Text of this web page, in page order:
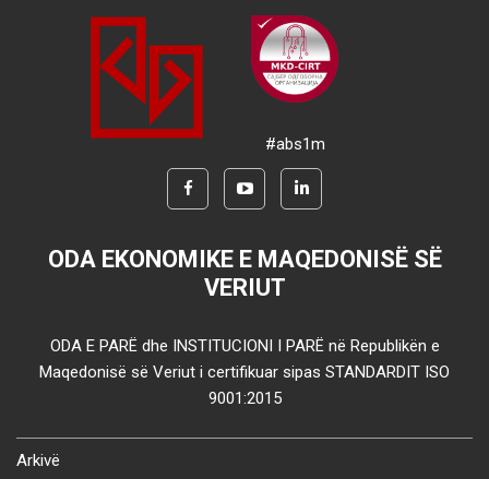
#abs1m
ODA EKONOMIKE E MAQEDONISË SË
VERIUT
ODA E PARË dhe INSTITUCIONI I PARË në Republikën e
Maqedonisë së Veriut i certifikuar sipas STANDARDIT ISO
9001:2015
Arkivë